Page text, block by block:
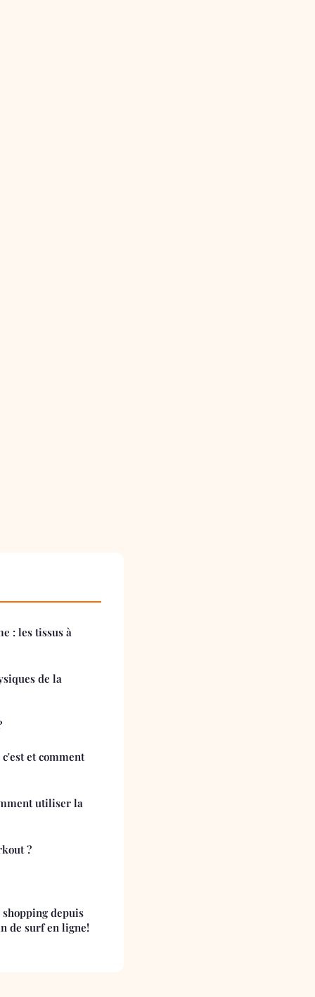
: les tissus à
de la
et comment
utiliser la
?
depuis
de surf en ligne!